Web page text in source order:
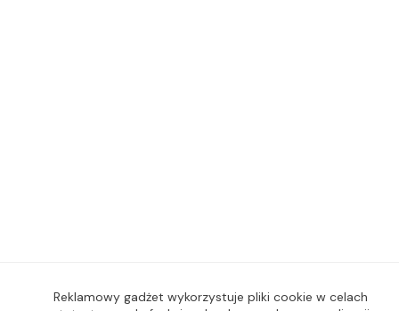
Reklamowy gadżet wykorzystuje pliki cookie w celach